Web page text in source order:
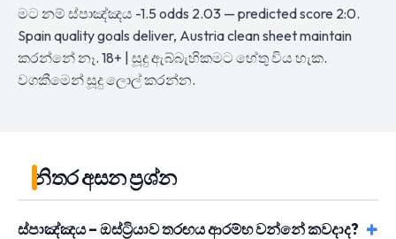
මට නම් ස්පාඤ්ඤය -1.5 odds 2.03 — predicted score 2:0.
Spain quality goals deliver, Austria clean sheet maintain
කරන්නේ නෑ. 18+ | සූදු ඇබ්බැහිකමට හේතු විය හැක.
වගකීමෙන් සූදු ලොල් කරන්න.
නිතර අසන ප්‍රශ්න
ස්පාඤ්ඤය – ඔස්ට්‍රියාව තරඟය ආරම්භ වන්නේ කවදාද?